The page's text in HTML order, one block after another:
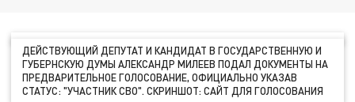
ДЕЙСТВУЮЩИЙ ДЕПУТАТ И КАНДИДАТ В ГОСУДАРСТВЕННУЮ И
ГУБЕРНСКУЮ ДУМЫ АЛЕКСАНДР МИЛЕЕВ ПОДАЛ ДОКУМЕНТЫ НА
ПРЕДВАРИТЕЛЬНОЕ ГОЛОСОВАНИЕ, ОФИЦИАЛЬНО УКАЗАВ
СТАТУС: "УЧАСТНИК СВО". СКРИНШОТ: САЙТ ДЛЯ ГОЛОСОВАНИЯ